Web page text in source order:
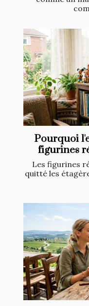
Pourquoi
figurines
Les figurines
quitté les